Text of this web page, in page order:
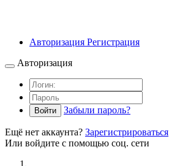
Авторизация Регистрация
Авторизация
Войти Забыли пароль?
Ещё нет аккаунта? Зарегистрироваться
Или войдите с помощью соц. сети